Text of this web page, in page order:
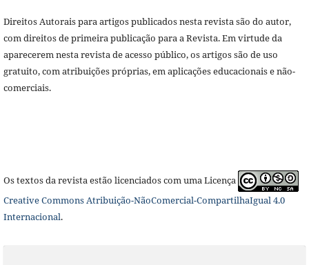
Direitos Autorais para artigos publicados nesta revista são do autor,
com direitos de primeira publicação para a Revista. Em virtude da
aparecerem nesta revista de acesso público, os artigos são de uso
gratuito, com atribuições próprias, em aplicações educacionais e não-
comerciais.
Os textos da revista estão licenciados com uma Licença
Creative Commons Atribuição-NãoComercial-CompartilhaIgual 4.0
Internacional.